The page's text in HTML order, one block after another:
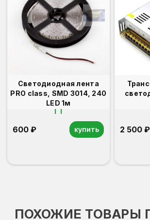
Светодиодная лента
PRO class, SMD 3014, 240
LED 1м
600 ₽ купить 2 500 ₽
ПОХОЖИЕ ТОВАРЫ